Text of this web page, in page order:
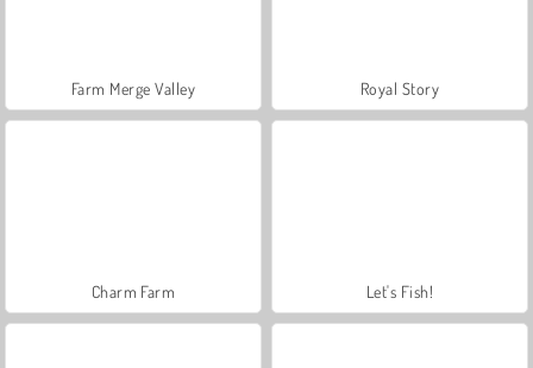
Farm Merge Valley Royal Story
Charm Farm Let's Fish!